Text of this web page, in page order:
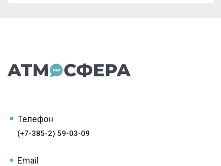
Телефон
(+7-385-2) 59-03-09
Email